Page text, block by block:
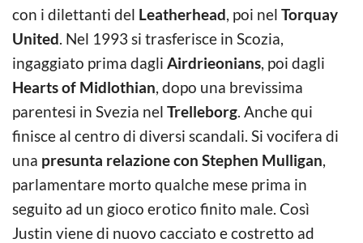
con i dilettanti del Leatherhead, poi nel Torquay
United. Nel 1993 si trasferisce in Scozia,
ingaggiato prima dagli Airdrieonians, poi dagli
Hearts of Midlothian, dopo una brevissima
parentesi in Svezia nel Trelleborg. Anche qui
finisce al centro di diversi scandali. Si vocifera di
una presunta relazione con Stephen Mulligan,
parlamentare morto qualche mese prima in
seguito ad un gioco erotico finito male. Così
Justin viene di nuovo cacciato e costretto ad